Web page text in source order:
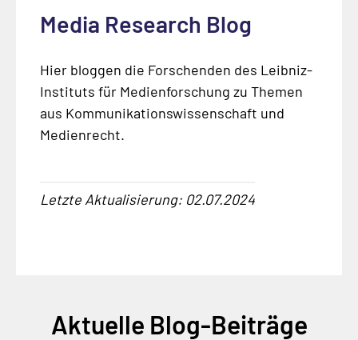
Media Research Blog
Hier bloggen die Forschenden des Leibniz-
Instituts für Medienforschung zu Themen
aus Kommunikationswissenschaft und
Medienrecht.
Letzte Aktualisierung: 02.07.2024
Aktuelle Blog-Beiträge